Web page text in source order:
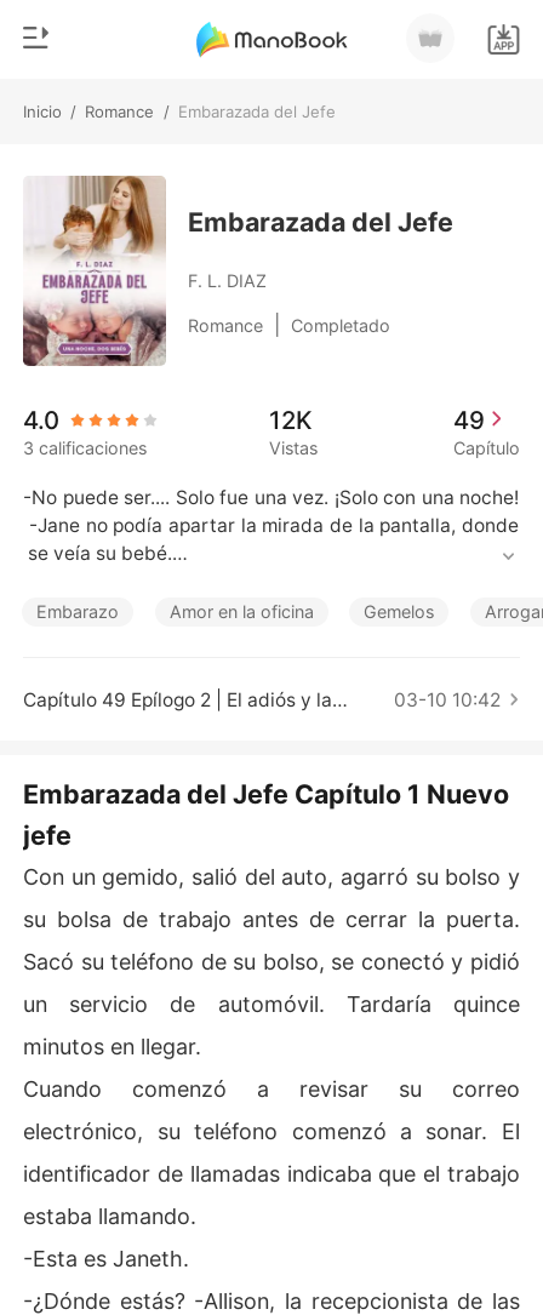
Inicio / Romance / Embarazada del Jefe
Recargar
Historia
Salir
Instalar APP
Género
Moderno
Hombre Lobo
Cuentos
Urbano
Cuentos Cortos
Embarazada del Jefe
F. L. DIAZ
Romance Completado
4.0
3 calificaciones
12K
Vistas
49
Capítulo
-No puede ser.... Solo fue una vez. ¡Solo con una noche!
-Jane no podía apartar la mirada de la pantalla, donde
se veía su bebé.
-Y vaya suerte la tuya, quedaste embarazada de gemel
Aquello terminó por asustarla. ¿Qué haría con los bebés
Jane es una abogada novata con una vida monótona. H
Ray... Y se da cuenta que aún sigue prendida la llama d
e la pasión con su ex, por lo que termina acostándose c
Meses después, descubre que quedó embarazada de g
ad para amar o la separación definitiva?
Embarazo Amor en la oficina Gemelos
Capítulo 49 Epílogo 2 | El adiós y la bienvenida 03-10 10:42
Embarazada del Jefe Capítulo 1 Nuevo
jefe
Con un gemido, salió del auto, agarró su bolso y
su bolsa de trabajo antes de cerrar la puerta.
Sacó su teléfono de su bolso, se conectó y pidió
un servicio de automóvil. Tardaría quince
minutos en llegar.
Cuando comenzó a revisar su correo
electrónico, su teléfono comenzó a sonar. El
identificador de llamadas indicaba que el trabajo
estaba llamando.
-Esta es Janeth.
-¿Dónde estás? -Allison, la recepcionista de las